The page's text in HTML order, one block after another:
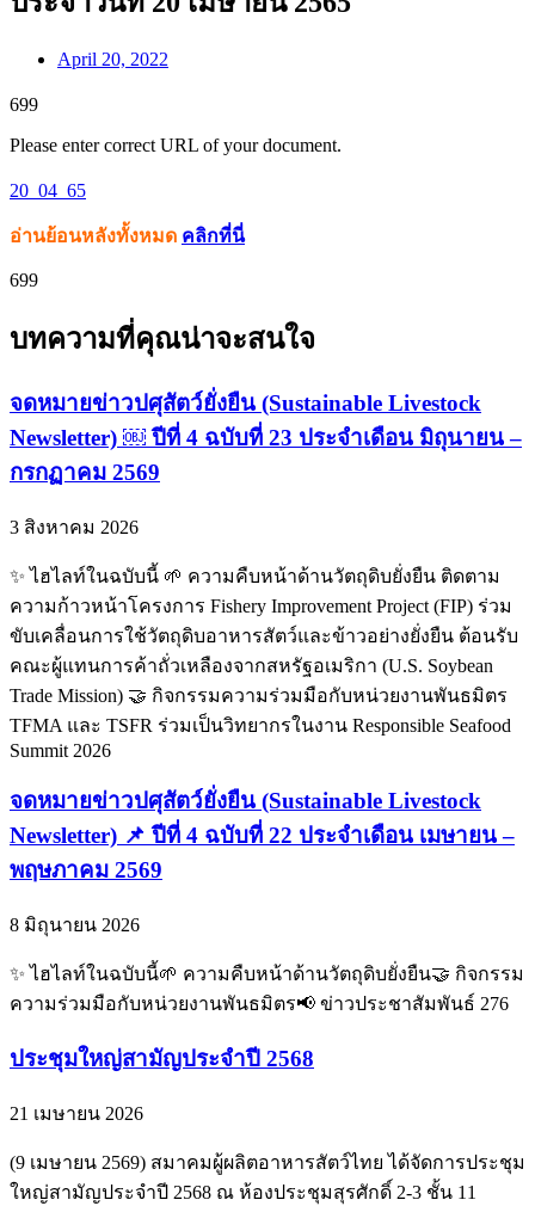
April 20, 2022
699
Please enter correct URL of your document.
20_04_65
อ่านย้อนหลังทั้งหมด คลิกที่นี่
699
บทความที่คุณน่าจะสนใจ
จดหมายข่าวปศุสัตว์ยั่งยืน (Sustainable Livestock
Newsletter) ￼ ปีที่ 4 ฉบับที่ 23 ประจำเดือน มิถุนายน –
กรกฏาคม 2569
3 สิงหาคม 2026
✨ ไฮไลท์ในฉบับนี้ 🌱 ความคืบหน้าด้านวัตถุดิบยั่งยืน ติดตาม
ความก้าวหน้าโครงการ Fishery Improvement Project (FIP) ร่วม
ขับเคลื่อนการใช้วัตถุดิบอาหารสัตว์และข้าวอย่างยั่งยืน ต้อนรับ
คณะผู้แทนการค้าถั่วเหลืองจากสหรัฐอเมริกา (U.S. Soybean
Trade Mission) 🤝 กิจกรรมความร่วมมือกับหน่วยงานพันธมิตร
TFMA และ TSFR ร่วมเป็นวิทยากรในงาน Responsible Seafood
Summit 2026
จดหมายข่าวปศุสัตว์ยั่งยืน (Sustainable Livestock
Newsletter) 📌 ปีที่ 4 ฉบับที่ 22 ประจำเดือน เมษายน –
พฤษภาคม 2569
8 มิถุนายน 2026
✨ ไฮไลท์ในฉบับนี้🌱 ความคืบหน้าด้านวัตถุดิบยั่งยืน🤝 กิจกรรม
ความร่วมมือกับหน่วยงานพันธมิตร📢 ข่าวประชาสัมพันธ์ 276
ประชุมใหญ่สามัญประจำปี 2568
21 เมษายน 2026
(9 เมษายน 2569) สมาคมผู้ผลิตอาหารสัตว์ไทย ได้จัดการประชุม
ใหญ่สามัญประจำปี 2568 ณ ห้องประชุมสุรศักดิ์ 2-3 ชั้น 11